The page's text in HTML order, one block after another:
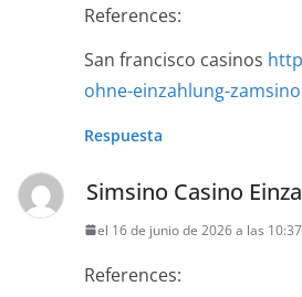
References:
San francisco casinos
ohne-einzahlung-
Respuesta
Simsino Casino
el 16 de junio de 2026 a las 10:37
References: